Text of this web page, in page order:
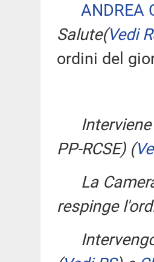
ANDREA
Salute(Vedi
ordini del
PP-RCSE) (
La
respinge